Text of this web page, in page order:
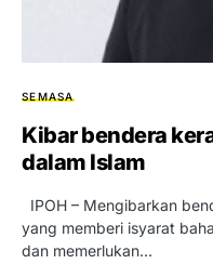
SEMASA
Kibar bendera
dalam Islam
IPOH – Mengibarkan
yang memberi isyarat
dan memerlukan…